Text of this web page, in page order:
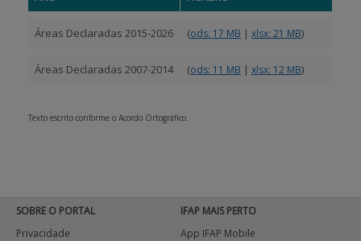
Entrar / Registar
Áreas Declaradas 2015-2026 (ods: 17 MB | xlsx: 21 MB)
Áreas Declaradas 2007-2014 (ods: 11 MB | xlsx: 12 MB)
Texto escrito conforme o Acordo Ortográfico.
SOBRE O PORTAL
Privacidade
IFAP MAIS PERTO
App IFAP Mobile